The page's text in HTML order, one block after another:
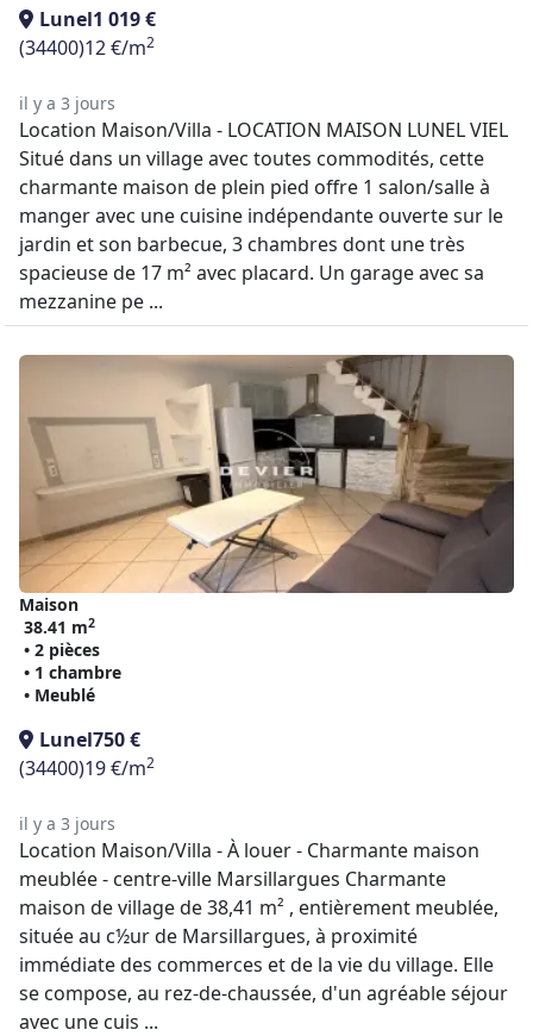
Lunel1 019 €
(34400)12 €/m2
il y a 3 jours
Location Maison/Villa - LOCATION MAISON LUNEL VIEL
Situé dans un village avec toutes commodités, cette
charmante maison de plein pied offre 1 salon/salle à
manger avec une cuisine indépendante ouverte sur le
jardin et son barbecue, 3 chambres dont une très
spacieuse de 17 m² avec placard. Un garage avec sa
mezzanine pe ...
Maison
38.41 m2
• 2 pièces
• 1 chambre
• Meublé
Lunel750 €
(34400)19 €/m2
il y a 3 jours
Location Maison/Villa - À louer - Charmante maison
meublée - centre-ville Marsillargues Charmante
maison de village de 38,41 m² , entièrement meublée,
située au c½ur de Marsillargues, à proximité
immédiate des commerces et de la vie du village. Elle
se compose, au rez-de-chaussée, d'un agréable séjour
avec une cuis ...